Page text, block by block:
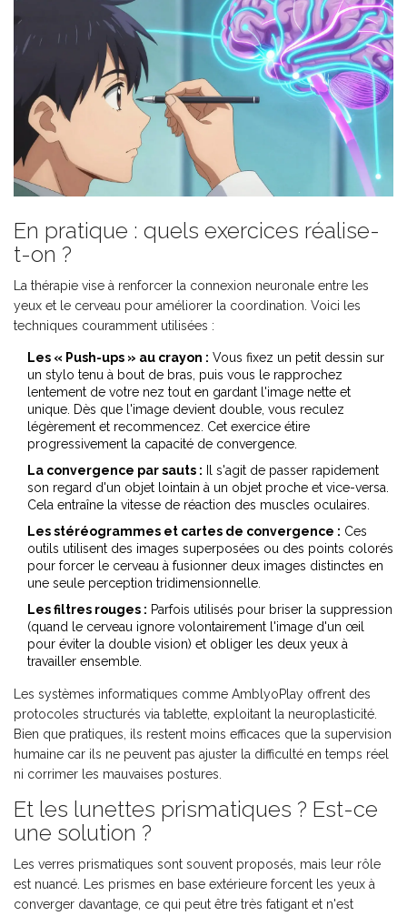
En pratique : quels exercices réalise-
t-on ?
La thérapie vise à renforcer la connexion neuronale entre les
yeux et le cerveau pour améliorer la coordination. Voici les
techniques couramment utilisées :
Les « Push-ups » au crayon : Vous fixez un petit dessin sur
un stylo tenu à bout de bras, puis vous le rapprochez
lentement de votre nez tout en gardant l'image nette et
unique. Dès que l'image devient double, vous reculez
légèrement et recommencez. Cet exercice étire
progressivement la capacité de convergence.
La convergence par sauts : Il s'agit de passer rapidement
son regard d'un objet lointain à un objet proche et vice-versa.
Cela entraîne la vitesse de réaction des muscles oculaires.
Les stéréogrammes et cartes de convergence : Ces
outils utilisent des images superposées ou des points colorés
pour forcer le cerveau à fusionner deux images distinctes en
une seule perception tridimensionnelle.
Les filtres rouges : Parfois utilisés pour briser la suppression
(quand le cerveau ignore volontairement l'image d'un œil
pour éviter la double vision) et obliger les deux yeux à
travailler ensemble.
Les systèmes informatiques comme AmblyoPlay offrent des
protocoles structurés via tablette, exploitant la neuroplasticité.
Bien que pratiques, ils restent moins efficaces que la supervision
humaine car ils ne peuvent pas ajuster la difficulté en temps réel
ni corrimer les mauvaises postures.
Et les lunettes prismatiques ? Est-ce
une solution ?
Les verres prismatiques sont souvent proposés, mais leur rôle
est nuancé. Les prismes en base extérieure forcent les yeux à
converger davantage, ce qui peut être très fatigant et n'est